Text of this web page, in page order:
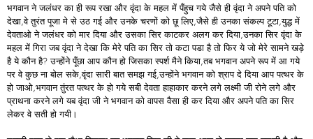
भगवान ने जलंधर का ही रूप रखा और वृंदा के महल में पँहुच गये जैसे ही वृंदा ने अपने पति को
देखा,वे तुरंत पूजा मे से उठ गई और उनके चरणों को छू लिए,जैसे ही उनका संकल्प टूटा,युद्ध में
देवताओ ने जलंधर को मार दिया और उसका सिर काटकर अलग कर दिया,उनका सिर वृंदा के
महल में गिरा जब वृंदा ने देखा कि मेरे पति का सिर तो कटा पडा है तो फिर ये जो मेरे सामने खड़े
है ये कौन है? उन्होंने पूँछा आप कौन हो जिसका स्पर्श मैने किया,तब भगवान अपने रूप में आ गये
पर वे कुछ ना बोल सके,वृंदा सारी बात समझ गई,उन्होंने भगवान को श्राप दे दिया आप पत्थर के
हो जाओ,भगवान तुंरत पत्थर के हो गये सबी देवता हाहाकार करने लगे लक्ष्मी जी रोने लगे और
प्राथना करने लगे यब वृंदा जी ने भगवान को वापस वैसा ही कर दिया और अपने पति का सिर
लेकर वे सती हो गयी।